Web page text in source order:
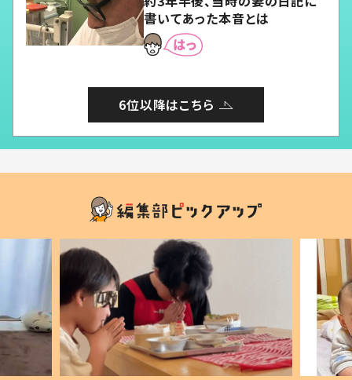
書いてあった本音とは
6位以降はこちら